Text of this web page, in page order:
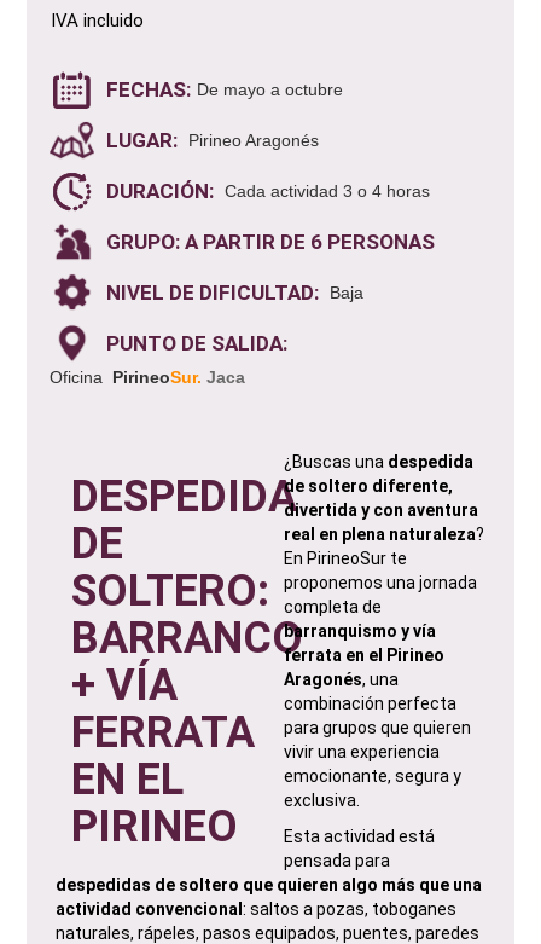
IVA incluido
FECHAS: De mayo a octubre
LUGAR: Pirineo Aragonés
DURACIÓN: Cada actividad 3 o 4 horas
GRUPO: A PARTIR DE 6 PERSONAS
NIVEL DE DIFICULTAD: Baja
PUNTO DE SALIDA:
Oficina PirineoSur. Jaca
DESPEDIDA
DE
SOLTERO:
BARRANCO
+ VÍA
FERRATA
EN EL
PIRINEO
¿Buscas una despedida
de soltero diferente,
divertida y con aventura
real en plena naturaleza?
En PirineoSur te
proponemos una jornada
completa de
barranquismo y vía
ferrata en el Pirineo
Aragonés, una
combinación perfecta
para grupos que quieren
vivir una experiencia
emocionante, segura y
exclusiva.
Esta actividad está
pensada para
despedidas de soltero que quieren algo más que una
actividad convencional : saltos a pozas, toboganes
naturales, rápeles, pasos equipados, puentes, paredes